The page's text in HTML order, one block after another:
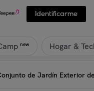
Identificarme
new Hogar &
de Jardín Exterior